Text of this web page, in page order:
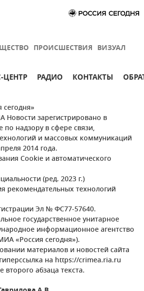
ПРОИСШЕСТВИЯ ВИЗУАЛ
ЦЕНТР РАДИО КОНТАКТЫ
Новости зарегистрировано в
по надзору в сфере связи,
и массовых коммуникаций
2014 года.
Cookie и автоматического
(ред. 2023 г.)
рекомендательных технологий
Эл № ФС77-57640.
государственное унитарное
информационное агентство
«Россия сегодня»).
материалов и новостей сайта
на https://crimea.ria.ru
второго абзаца текста.